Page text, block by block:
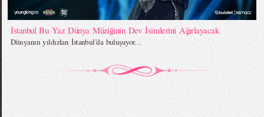
İstanbul Bu Yaz Dünya Müziğinin Dev İsimlerini Ağırlayacak
Dünyanın yıldızları İstanbul’da buluşuyor…